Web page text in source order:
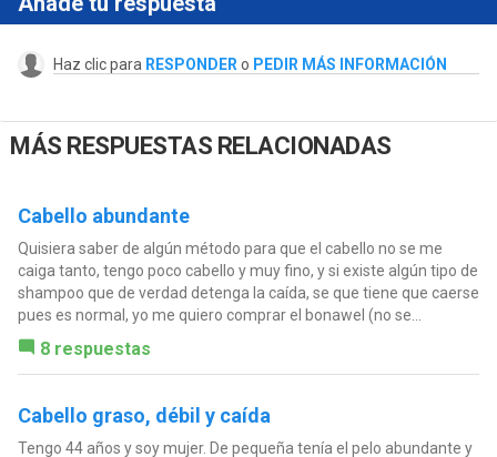
Haz clic para RESPONDER o PEDIR MÁS INFORMACIÓN
MÁS RESPUESTAS RELACIONADAS
Cabello abundante
Quisiera saber de algún método para que el cabello no se me
caiga tanto, tengo poco cabello y muy fino, y si existe algún tipo de
shampoo que de verdad detenga la caída, se que tiene que caerse
pues es normal, yo me quiero comprar el bonawel (no se...
8 respuestas
Cabello graso, débil y caída
Tengo 44 años y soy mujer. De pequeña tenía el pelo abundante y